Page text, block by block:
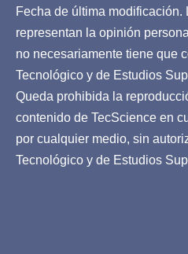
Fecha de última
representan la opinión
no necesariamente tiene que
Tecnológico y de Estudios
Queda prohibida la
contenido de TecScience en
por cualquier medio, sin
Tecnológico y de Estudios